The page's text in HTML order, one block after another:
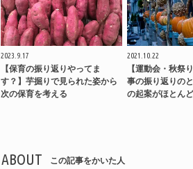
2023.9.17
【保育の振り返りやってま
す？】芋掘りで見られた姿から
次の保育を考える
2021.10.22
【運動会・秋祭
事の振り返りの
の起案がほとん
ABOUT この記事をかいた人